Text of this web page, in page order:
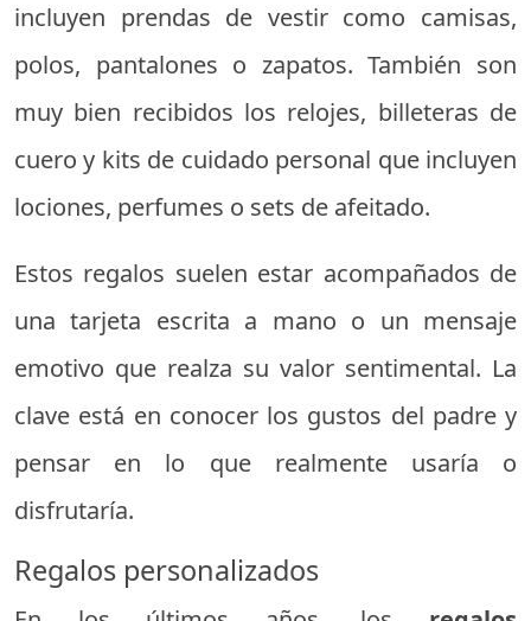
incluyen prendas de vestir como camisas,
polos, pantalones o zapatos. También son
muy bien recibidos los relojes, billeteras de
cuero y kits de cuidado personal que incluyen
lociones, perfumes o sets de afeitado.
Estos regalos suelen estar acompañados de
una tarjeta escrita a mano o un mensaje
emotivo que realza su valor sentimental. La
clave está en conocer los gustos del padre y
pensar en lo que realmente usaría o
disfrutaría.
Regalos personalizados